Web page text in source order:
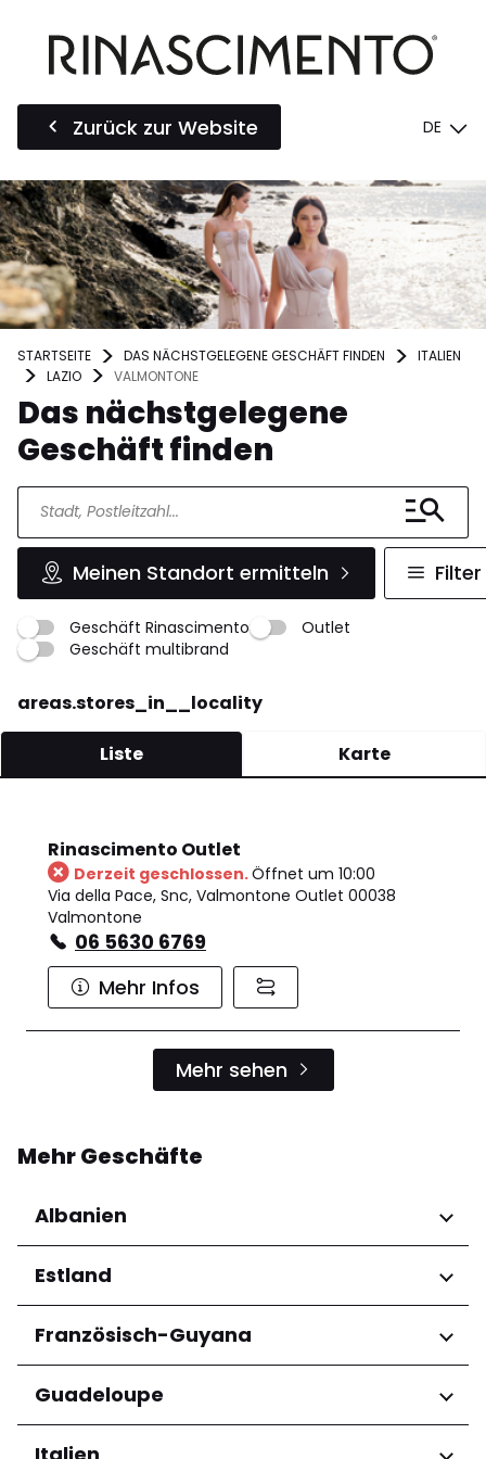
Zurück zur Website DE
STARTSEITE DAS NÄCHSTGELEGENE GESCHÄFT FINDEN
ITALIEN
LAZIO
VALMONTONE
Das nächstgelegene
Geschäft finden
Meinen Standort ermitteln Filter
Geschäft Rinascimento
Outlet
Geschäft multibrand
areas.stores_in__locality
Liste Karte
Rinascimento Outlet
Derzeit geschlossen.Öffnet um 10:00
Via della Pace, Snc, Valmontone Outlet 00038
Valmontone
06 5630 6769
Mehr Infos
Mehr sehen
Mehr Geschäfte
Albanien
Regionen
Qarku i Tiranës
Estland
Regionen
Harju maakond
Tartu maakond
Französisch-Guyana
Regionen
Arrondissement de Cayenne
Guadeloupe
Regionen